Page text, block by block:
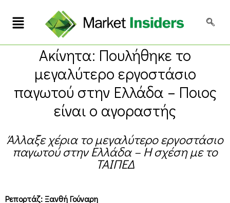
Ακίνητα: Πουλήθηκε το
μεγαλύτερο εργοστάσιο
παγωτού στην Ελλάδα – Ποιος
είναι ο αγοραστής
Άλλαξε χέρια το μεγαλύτερο εργοστάσιο
παγωτού στην Ελλάδα – Η σχέση με το
ΤΑΙΠΕΔ
Ρεπορτάζ: Ξανθή Γούναρη